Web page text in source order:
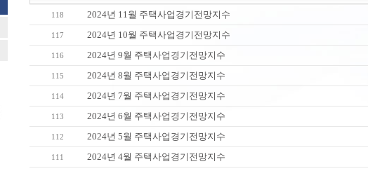
118 2024년 11월 주택사업경기전망지수
117 2024년 10월 주택사업경기전망지수
116 2024년 9월 주택사업경기전망지수
115 2024년 8월 주택사업경기전망지수
114 2024년 7월 주택사업경기전망지수
113 2024년 6월 주택사업경기전망지수
112 2024년 5월 주택사업경기전망지수
111 2024년 4월 주택사업경기전망지수